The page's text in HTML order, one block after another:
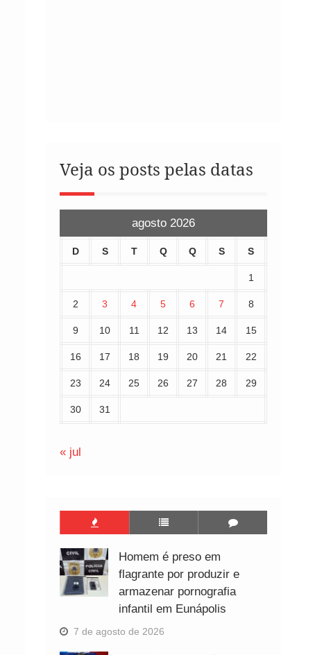
Veja os posts pelas datas
agosto 2026
D S T Q Q S S
1
2 3 4 5 6 7 8
9 10 11 12 13 14 15
16 17 18 19 20 21 22
23 24 25 26 27 28 29
30 31
« jul
Homem é preso em
flagrante por produzir e
armazenar pornografia
infantil em Eunápolis
7 de agosto de 2026